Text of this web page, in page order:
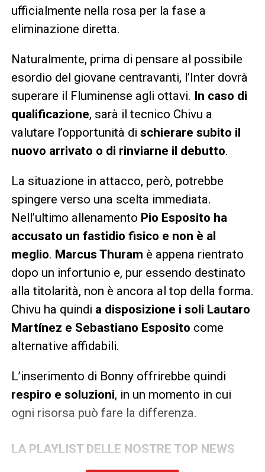
ufficialmente nella rosa per la fase a
eliminazione diretta.
Naturalmente, prima di pensare al possibile
esordio del giovane centravanti, l’Inter dovrà
superare il Fluminense agli ottavi. In caso di
qualificazione, sarà il tecnico Chivu a
valutare l’opportunità di schierare subito il
nuovo arrivato o di rinviarne il debutto.
La situazione in attacco, però, potrebbe
spingere verso una scelta immediata.
Nell’ultimo allenamento Pio Esposito ha
accusato un fastidio fisico e non è al
meglio. Marcus Thuram è appena rientrato
dopo un infortunio e, pur essendo destinato
alla titolarità, non è ancora al top della forma.
Chivu ha quindi a disposizione i soli Lautaro
Martínez e Sebastiano Esposito come
alternative affidabili.
L’inserimento di Bonny offrirebbe quindi
respiro e soluzioni, in un momento in cui
ogni risorsa può fare la differenza.
LA PLAYLIST DELLE NOSTRE TOP NEWS